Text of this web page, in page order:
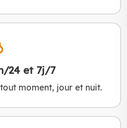
24 et 7j/7
moment, jour et nuit.